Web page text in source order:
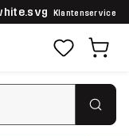
Klantenservice